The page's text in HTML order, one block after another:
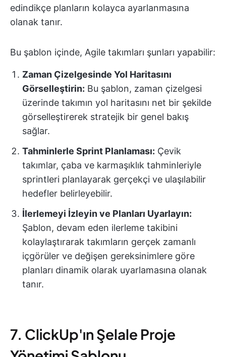
edindikçe planların kolayca ayarlanmasına
olanak tanır.
Bu şablon içinde, Agile takımları şunları yapabilir:
Zaman Çizelgesinde Yol Haritasını
Görselleştirin: Bu şablon, zaman çizelgesi
üzerinde takımın yol haritasını net bir şekilde
görselleştirerek stratejik bir genel bakış
sağlar.
Tahminlerle Sprint Planlaması: Çevik
takımlar, çaba ve karmaşıklık tahminleriyle
sprintleri planlayarak gerçekçi ve ulaşılabilir
hedefler belirleyebilir.
İlerlemeyi İzleyin ve Planları Uyarlayın:
Şablon, devam eden ilerleme takibini
kolaylaştırarak takımların gerçek zamanlı
içgörüler ve değişen gereksinimlere göre
planları dinamik olarak uyarlamasına olanak
tanır.
7. ClickUp'ın Şelale Proje